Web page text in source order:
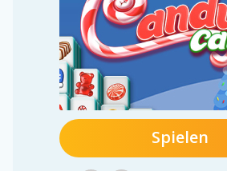
Spielen